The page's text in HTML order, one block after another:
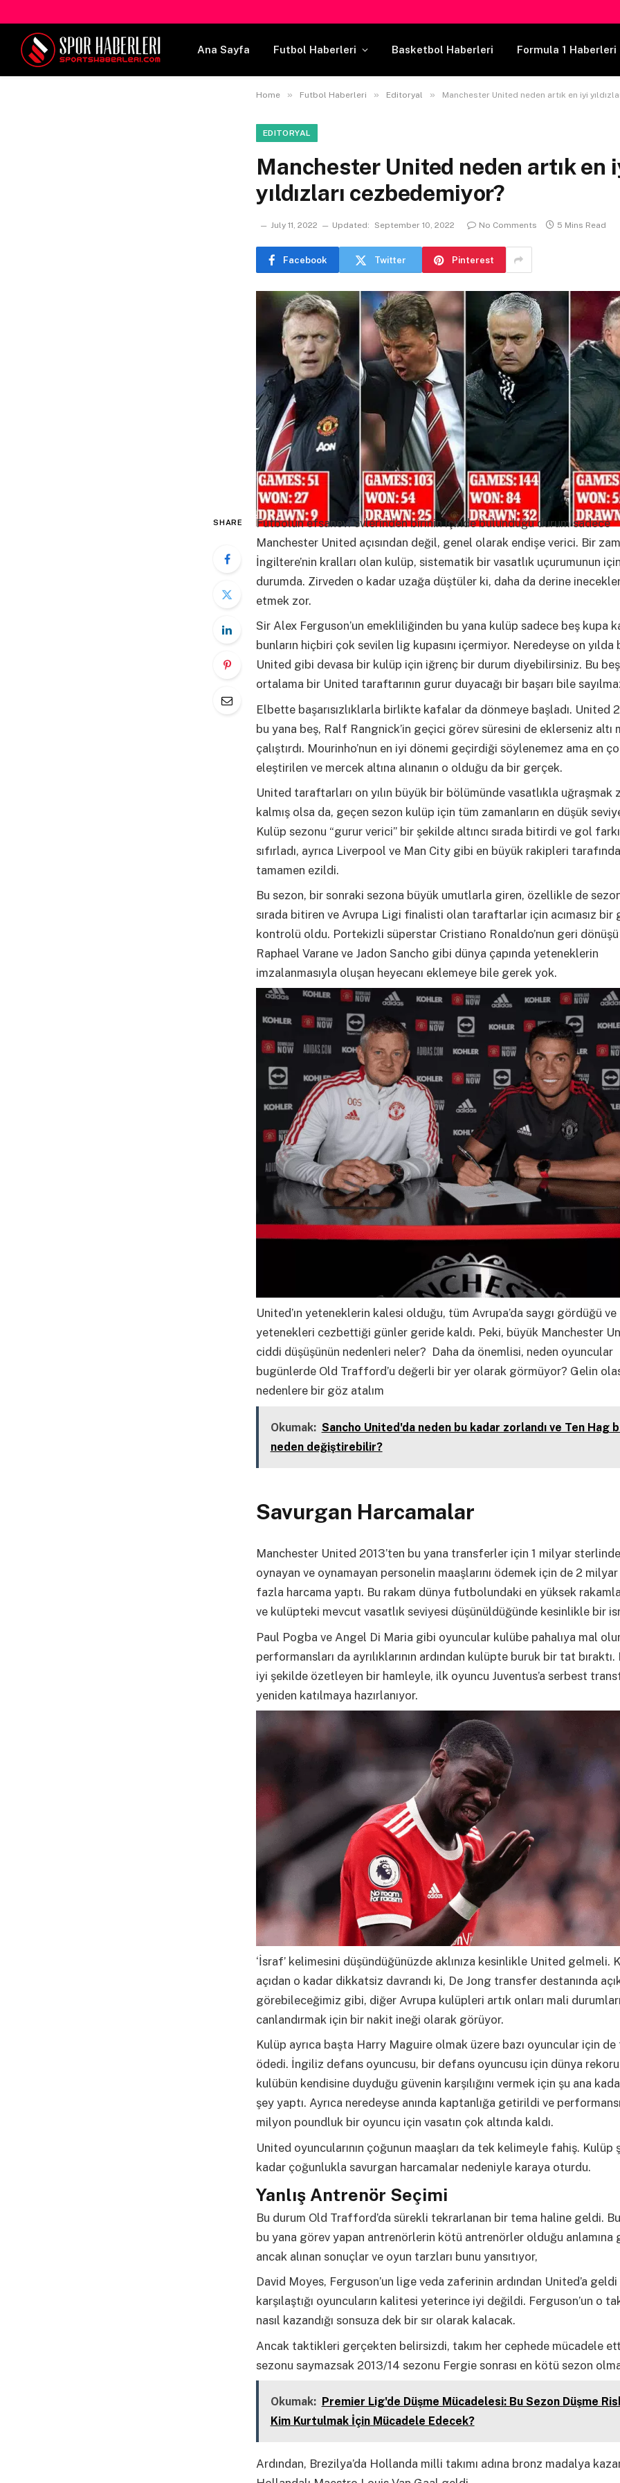
Ana Sayfa Futbol Haberleri Basketbol Haberleri Formula 1 Haberleri
Home » Futbol Haberleri » Editoryal » Manchester United neden artık en iyi yıldızları
EDITORYAL
Manchester United neden artık en
yıldızları cezbedemiyor?
July 11, 2022 Updated: September 10, 2022 No Comments 5 Mins Read
Facebook Twitter Pinterest
SHARE
Futbolun efsanevi evlerinden birinin içinde bulunduğu durum sadece
Manchester United açısından değil, genel olarak endişe verici. Bir
İngiltere’nin kralları olan kulüp, sistematik bir vasatlık uçurumunun
durumda. Zirveden o kadar uzağa düştüler ki, daha da derine
etmek zor.
Sir Alex Ferguson’un emekliliğinden bu yana kulüp sadece beş kupa
bunların hiçbiri çok sevilen lig kupasını içermiyor. Neredeyse on yılda
United gibi devasa bir kulüp için iğrenç bir durum diyebilirsiniz. Bu
ortalama bir United taraftarının gurur duyacağı bir başarı bile
Elbette başarısızlıklarla birlikte kafalar da dönmeye başladı. United
bu yana beş, Ralf Rangnick’in geçici görev süresini de eklerseniz altı
çalıştırdı. Mourinho’nun en iyi dönemi geçirdiği söylenemez ama en
eleştirilen ve mercek altına alınanın o olduğu da bir gerçek.
United taraftarları on yılın büyük bir bölümünde vasatlıkla uğraşmak
kalmış olsa da, geçen sezon kulüp için tüm zamanların en düşük
Kulüp sezonu “gurur verici” bir şekilde altıncı sırada bitirdi ve gol
sıfırladı, ayrıca Liverpool ve Man City gibi en büyük rakipleri
tamamen ezildi.
Bu sezon, bir sonraki sezona büyük umutlarla giren, özellikle de
sırada bitiren ve Avrupa Ligi finalisti olan taraftarlar için acımasız bir
kontrolü oldu. Portekizli süperstar Cristiano Ronaldo’nun geri dönüşü
Raphael Varane ve Jadon Sancho gibi dünya çapında yeteneklerin
imzalanmasıyla oluşan heyecanı eklemeye bile gerek yok.
United’ın yeteneklerin kalesi olduğu, tüm Avrupa’da saygı gördüğü ve
yetenekleri cezbettiği günler geride kaldı. Peki, büyük Manchester
ciddi düşüşünün nedenleri neler? Daha da önemlisi, neden oyuncular
bugünlerde Old Trafford’u değerli bir yer olarak görmüyor? Gelin
nedenlere bir göz atalım
Okumak: Sancho United'da neden bu kadar zorlandı ve Ten Hag
neden değiştirebilir?
Savurgan Harcamalar
Manchester United 2013’ten bu yana transferler için 1 milyar
oynayan ve oynamayan personelin maaşlarını ödemek için de 2
fazla harcama yaptı. Bu rakam dünya futbolundaki en yüksek
ve kulüpteki mevcut vasatlık seviyesi düşünüldüğünde kesinlikle bir
Paul Pogba ve Angel Di Maria gibi oyuncular kulübe pahalıya mal
performansları da ayrılıklarının ardından kulüpte buruk bir tat
iyi şekilde özetleyen bir hamleyle, ilk oyuncu Juventus’a serbest
yeniden katılmaya hazırlanıyor.
‘İsraf’ kelimesini düşündüğünüzde aklınıza kesinlikle United gelmeli.
açıdan o kadar dikkatsiz davrandı ki, De Jong transfer destanında
görebileceğimiz gibi, diğer Avrupa kulüpleri artık onları mali
canlandırmak için bir nakit ineği olarak görüyor.
Kulüp ayrıca başta Harry Maguire olmak üzere bazı oyuncular için
ödedi. İngiliz defans oyuncusu, bir defans oyuncusu için dünya rekoru
kulübün kendisine duyduğu güvenin karşılığını vermek için şu ana
şey yaptı. Ayrıca neredeyse anında kaptanlığa getirildi ve
milyon poundluk bir oyuncu için vasatın çok altında kaldı.
United oyuncularının çoğunun maaşları da tek kelimeyle fahiş. Kulüp
kadar çoğunlukla savurgan harcamalar nedeniyle karaya oturdu.
Yanlış Antrenör Seçimi
Bu durum Old Trafford’da sürekli tekrarlanan bir tema haline geldi.
bu yana görev yapan antrenörlerin kötü antrenörler olduğu anlamına
ancak alınan sonuçlar ve oyun tarzları bunu yansıtıyor,
David Moyes, Ferguson’un lige veda zaferinin ardından United’a
karşılaştığı oyuncuların kalitesi yeterince iyi değildi. Ferguson’un o
nasıl kazandığı sonsuza dek bir sır olarak kalacak.
Ancak taktikleri gerçekten belirsizdi, takım her cephede mücadele
sezonu saymazsak 2013/14 sezonu Fergie sonrası en kötü sezon
Okumak:
Premier Lig'de Düşme Mücadelesi: Bu Sezon Düşme
Kim Kurtulmak İçin Mücadele Edecek?
Ardından, Brezilya’da Hollanda milli takımı adına bronz madalya